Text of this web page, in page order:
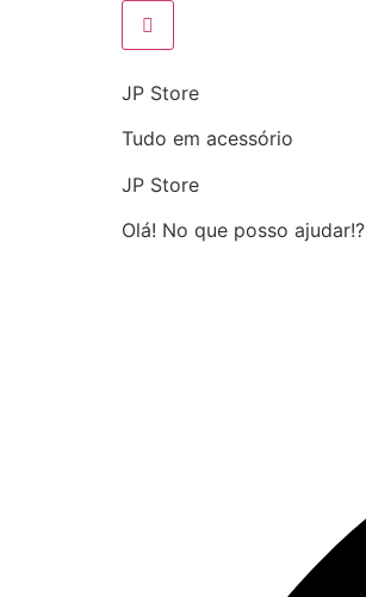
JP Store
Tudo em acessório
JP Store
Olá! No que posso ajudar!?